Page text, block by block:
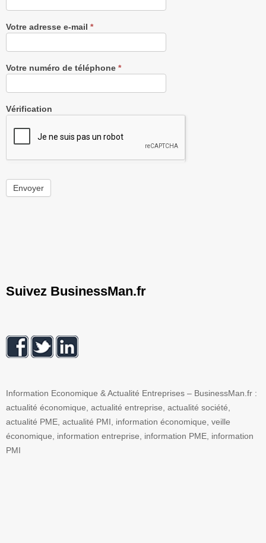
Votre adresse e-mail *
Votre numéro de téléphone *
Vérification
Envoyer
Suivez BusinessMan.fr
Information Economique & Actualité Entreprises – BusinessMan.fr :
actualité économique, actualité entreprise, actualité société,
actualité PME, actualité PMI, information économique, veille
économique, information entreprise, information PME, information
PMI